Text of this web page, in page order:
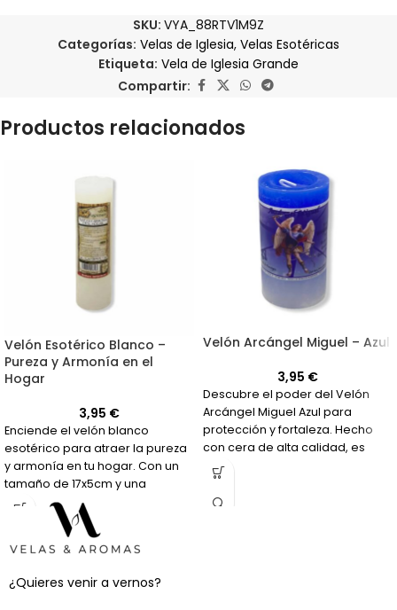
SKU: VYA_88RTV1M9Z
Categorías: Velas de Iglesia, Velas Esotéricas
Etiqueta: Vela de Iglesia Grande
Compartir:
Productos relacionados
Velón Esotérico Blanco –
Pureza y Armonía en el
Hogar
3,95 €
Enciende el velón blanco
esotérico para atraer la pureza
y armonía en tu hogar. Con un
tamaño de 17x5cm y una
duración de 50 horas, crea un
ambiente acogedor y
equilibrado.
Velón Arcángel Miguel – Azul
3,95 €
Descubre el poder del Velón
Arcángel Miguel Azul para
protección y fortaleza. Hecho
con cera de alta calidad, es
perfecto para tus peticiones
más importantes.
¿Quieres venir a vernos?